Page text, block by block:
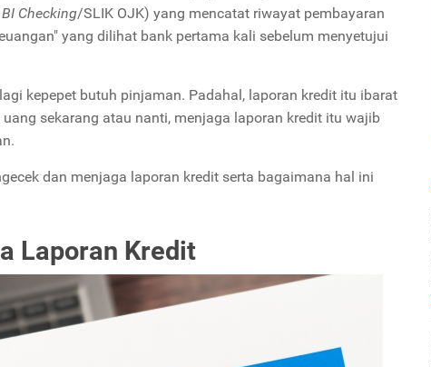
BI Checking/SLIK OJK) yang mencatat riwayat pembayaran
yang dilihat bank pertama kali sebelum menyetujui
kepepet butuh pinjaman. Padahal, laporan kredit itu ibarat
sekarang atau nanti, menjaga laporan kredit itu wajib
dan menjaga laporan kredit serta bagaimana hal ini
Laporan Kredit